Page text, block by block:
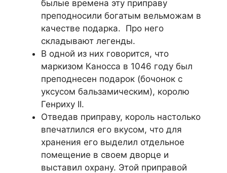
былые времена эту приправу
преподносили богатым вельможам в
качестве подарка. Про него
складывают легенды.
В одной из них говорится, что
маркизом Каносса в 1046 году был
преподнесен подарок (бочонок с
уксусом бальзамическим), королю
Генриху II.
Отведав приправу, король настолько
впечатлился его вкусом, что для
хранения его выделил отдельное
помещение в своем дворце и
выставил охрану. Этой приправой